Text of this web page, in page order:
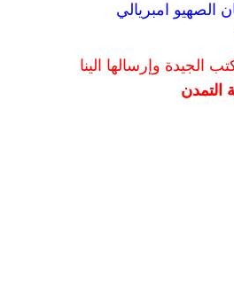
الصهيو امبريالي
الجيدة وإرسالها الينا
التمدن